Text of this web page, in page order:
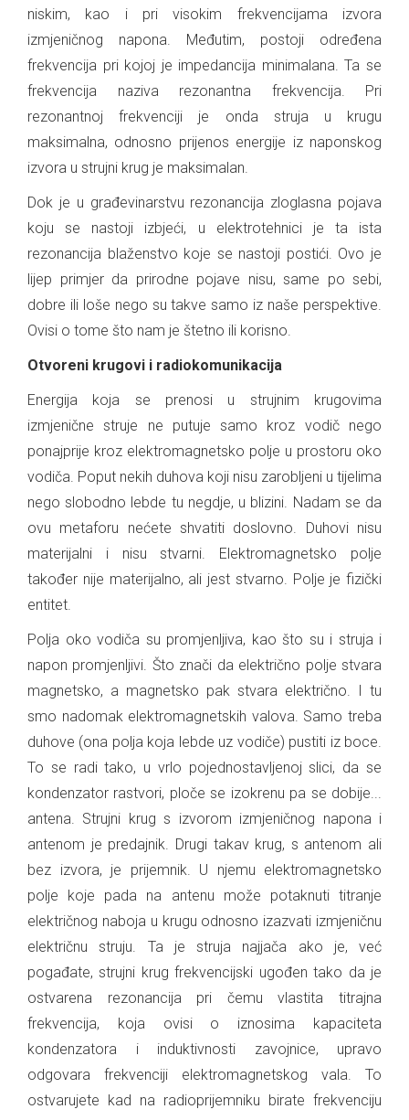
niskim, kao i pri visokim frekvencijama izvora
izmjeničnog napona. Međutim, postoji određena
frekvencija pri kojoj je impedancija minimalana. Ta se
frekvencija naziva rezonantna frekvencija. Pri
rezonantnoj frekvenciji je onda struja u krugu
maksimalna, odnosno prijenos energije iz naponskog
izvora u strujni krug je maksimalan.
Dok je u građevinarstvu rezonancija zloglasna pojava
koju se nastoji izbjeći, u elektrotehnici je ta ista
rezonancija blaženstvo koje se nastoji postići. Ovo je
lijep primjer da prirodne pojave nisu, same po sebi,
dobre ili loše nego su takve samo iz naše perspektive.
Ovisi o tome što nam je štetno ili korisno.
Otvoreni krugovi i radiokomunikacija
Energija koja se prenosi u strujnim krugovima
izmjenične struje ne putuje samo kroz vodič nego
ponajprije kroz elektromagnetsko polje u prostoru oko
vodiča. Poput nekih duhova koji nisu zarobljeni u tijelima
nego slobodno lebde tu negdje, u blizini. Nadam se da
ovu metaforu nećete shvatiti doslovno. Duhovi nisu
materijalni i nisu stvarni. Elektromagnetsko polje
također nije materijalno, ali jest stvarno. Polje je fizički
entitet.
Polja oko vodiča su promjenljiva, kao što su i struja i
napon promjenljivi. Što znači da električno polje stvara
magnetsko, a magnetsko pak stvara električno. I tu
smo nadomak elektromagnetskih valova. Samo treba
duhove (ona polja koja lebde uz vodiče) pustiti iz boce.
To se radi tako, u vrlo pojednostavljenoj slici, da se
kondenzator rastvori, ploče se izokrenu pa se dobije...
antena. Strujni krug s izvorom izmjeničnog napona i
antenom je predajnik. Drugi takav krug, s antenom ali
bez izvora, je prijemnik. U njemu elektromagnetsko
polje koje pada na antenu može potaknuti titranje
električnog naboja u krugu odnosno izazvati izmjeničnu
električnu struju. Ta je struja najjača ako je, već
pogađate, strujni krug frekvencijski ugođen tako da je
ostvarena rezonancija pri čemu vlastita titrajna
frekvencija, koja ovisi o iznosima kapaciteta
kondenzatora i induktivnosti zavojnice, upravo
odgovara frekvenciji elektromagnetskog vala. To
ostvarujete kad na radioprijemniku birate frekvenciju